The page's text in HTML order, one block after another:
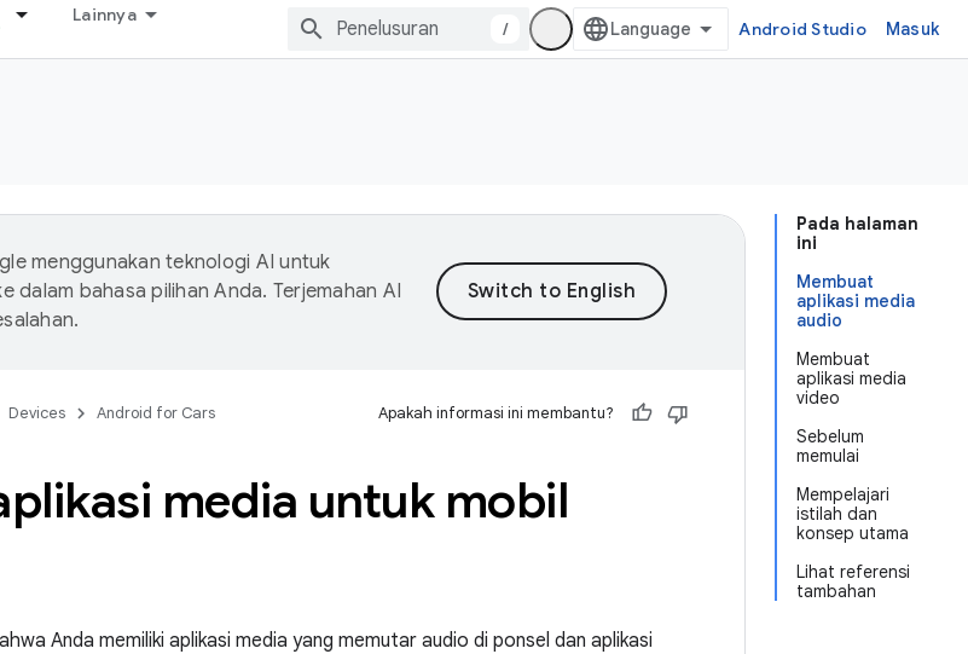
Lainnya
/ Android Studio Masuk
Pada halaman
ini
Membuat
aplikasi media
audio
Membuat
aplikasi media
video
Sebelum
memulai
Mempelajari
istilah dan
konsep utama
Lihat referensi
tambahan
menggunakan teknologi AI untuk
dalam bahasa pilihan Anda. Terjemahan AI
Devices Android for Cars Apakah informasi ini membantu?
media untuk mobil
Anda memiliki aplikasi media yang memutar audio di ponsel dan aplikasi